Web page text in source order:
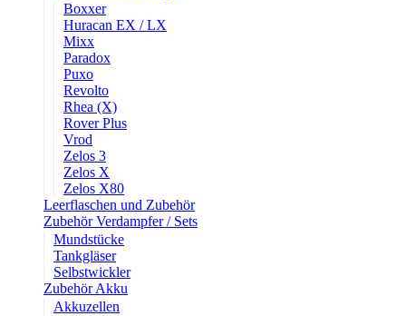
Boxxer
Huracan EX / LX
Mixx
Paradox
Puxo
Revolto
Rhea (X)
Rover Plus
Vrod
Zelos 3
Zelos X
Zelos X80
Leerflaschen und Zubehör
Zubehör Verdampfer / Sets
Mundstücke
Tankgläser
Selbstwickler
Zubehör Akku
Akkuzellen